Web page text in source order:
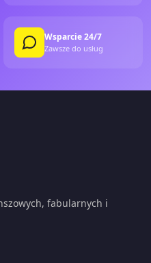
Wsparcie 24/7
Zawsze do usług
fabularnych i